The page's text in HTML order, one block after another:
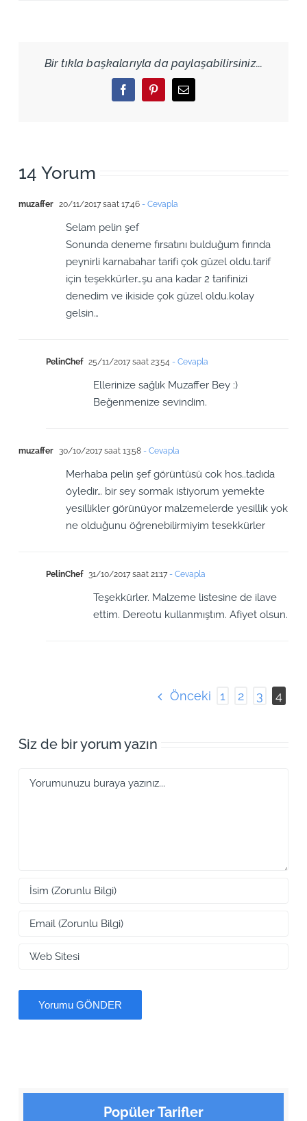
Bir tıkla başkalarıyla da paylaşabilirsiniz...
FacebookPinterestEmail
14 Yorum
muzaffer 20/11/2017 saat 17:46- Cevapla
Selam pelin şef
Sonunda deneme fırsatını bulduğum fırında
peynirli karnabahar tarifi çok güzel oldu.tarif
için teşekkürler…şu ana kadar 2 tarifinizi
denedim ve ikiside çok güzel oldu.kolay
gelsin…
PelinChef 25/11/2017 saat 23:54 - Cevapla
Ellerinize sağlık Muzaffer Bey :)
Beğenmenize sevindim.
muzaffer 30/10/2017 saat 13:58- Cevapla
Merhaba pelin şef görüntüsü cok hos..tadıda
öyledir… bir sey sormak istiyorum yemekte
yesillikler görünüyor malzemelerde yesillik yok
ne olduğunu öğrenebilirmiyim tesekkürler
PelinChef 31/10/2017 saat 21:17- Cevapla
Teşekkürler. Malzeme listesine de ilave
ettim. Dereotu kullanmıştım. Afiyet olsun.
Önceki 1 2 3 4
Siz de bir yorum yazın
Popüler Tarifler